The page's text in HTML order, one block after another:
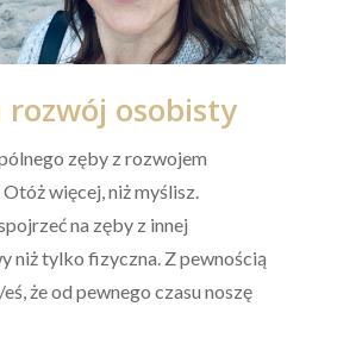
rozwój osobisty
zęby z rozwojem
więcej, niż myślisz.
na zęby z innej
niż tylko fizyczna. Z pewnością
eś, że od pewnego czasu noszę